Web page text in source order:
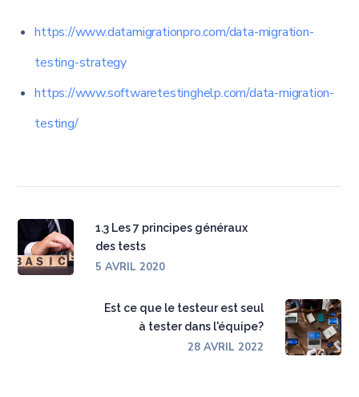
https://www.datamigrationpro.com/data-migration-
testing-strategy
https://www.softwaretestinghelp.com/data-migration-
testing/
1.3 Les 7 principes généraux
des tests
5 AVRIL 2020
Est ce que le testeur est seul
à tester dans l'équipe?
28 AVRIL 2022